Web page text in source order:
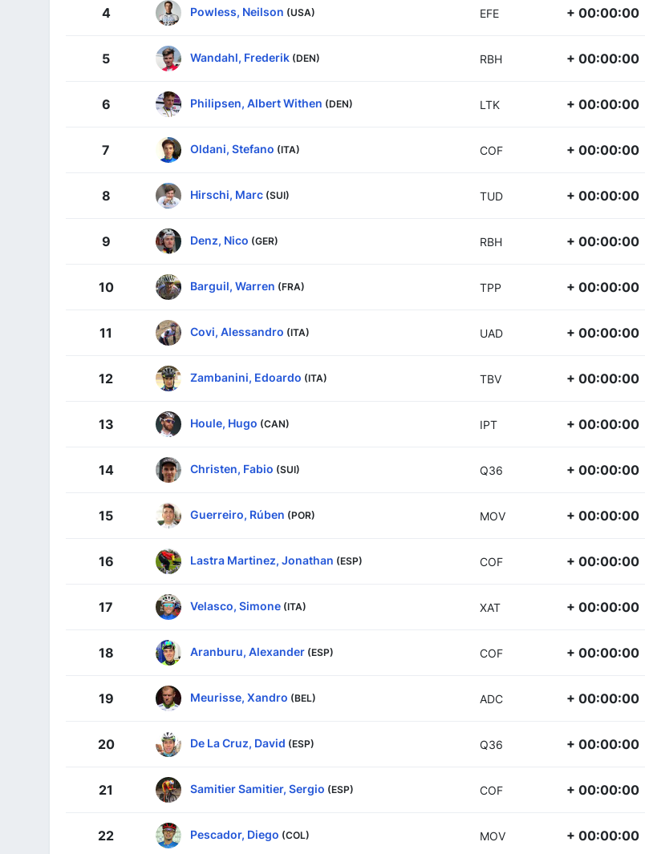
4 Powless, Neilson (USA) EFE + 00:00:00
5 Wandahl, Frederik (DEN) RBH + 00:00:00
6 Philipsen, Albert Withen (DEN) LTK + 00:00:00
7 Oldani, Stefano (ITA) COF + 00:00:00
8 Hirschi, Marc (SUI) TUD + 00:00:00
9 Denz, Nico (GER) RBH + 00:00:00
10 Barguil, Warren (FRA) TPP + 00:00:00
11 Covi, Alessandro (ITA) UAD + 00:00:00
12 Zambanini, Edoardo (ITA) TBV + 00:00:00
13 Houle, Hugo (CAN) IPT + 00:00:00
14 Christen, Fabio (SUI) Q36 + 00:00:00
15 Guerreiro, Rúben (POR) MOV + 00:00:00
16 Lastra Martinez, Jonathan (ESP) COF + 00:00:00
17 Velasco, Simone (ITA) XAT + 00:00:00
18 Aranburu, Alexander (ESP) COF + 00:00:00
19 Meurisse, Xandro (BEL) ADC + 00:00:00
20 De La Cruz, David (ESP) Q36 + 00:00:00
21 Samitier Samitier, Sergio (ESP) COF + 00:00:00
22 Pescador, Diego (COL) MOV + 00:00:00